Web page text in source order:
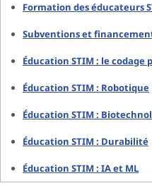
Formation des éducateurs
Subventions et
Éducation STIM : le codage
Éducation STIM : Robotique
Éducation STIM :
Éducation STIM : Durabilité
Éducation STIM : IA et ML